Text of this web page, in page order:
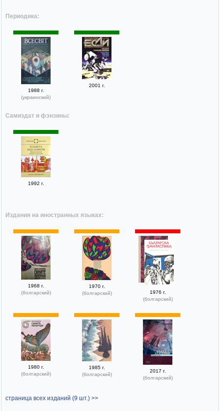
Периодика:
1988 г.
(украинский)
2001 г.
Самиздат и фэнзины:
1992 г.
Издания на иностранных языках:
1968 г.
(болгарский)
1970 г.
(болгарский)
1976 г.
(болгарский)
1980 г.
(болгарский)
1985 г.
(болгарский)
2017 г.
(болгарский)
страница всех изданий (9 шт.) >>